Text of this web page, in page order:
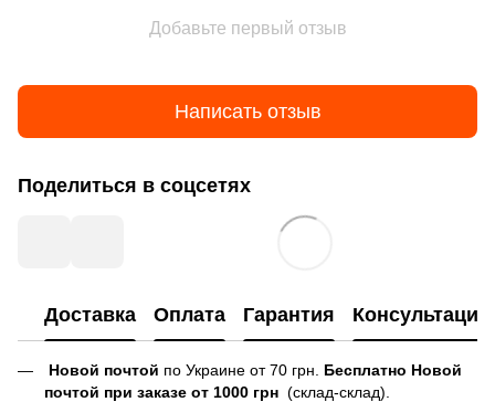
Добавьте первый отзыв
Написать отзыв
Поделиться в соцсетях
Доставка Оплата Гарантия Консультация
Новой почтой по Украине от 70 грн. Бесплатно Новой
почтой при заказе от 1000 грн (склад-склад).